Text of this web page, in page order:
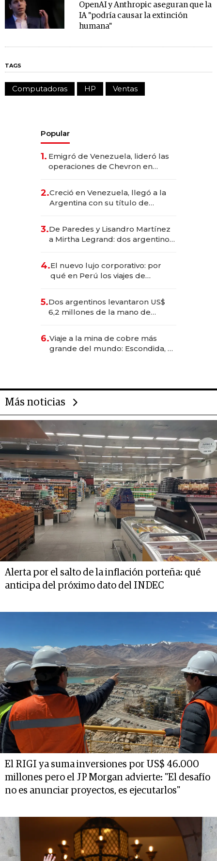
OpenAI y Anthropic aseguran que la
IA "podría causar la extinción
humana"
TAGS
Computadoras HP Ventas
Popular
1. Emigró de Venezuela, lideró las
operaciones de Chevron en
2.Creció en Venezuela, llegó a la
Argentina con su título de
las marcas "fast premium"
3.De Paredes y Lisandro Martínez
a Mirtha Legrand: dos argentinos
4.El nuevo lujo corporativo: por
qué en Perú los viajes de
para convertirse en experiencias
transformadoras
5.Dos argentinos levantaron US$
6,2 millones de la mano de
6.Viaje a la mina de cobre más
grande del mundo: Escondida, el
Más noticias
Alerta por el salto de la inflación porteña: qué
anticipa del próximo dato del INDEC
El RIGI ya suma inversiones por US$ 46.000
millones pero el JP Morgan advierte: "El desafío
no es anunciar proyectos, es ejecutarlos"